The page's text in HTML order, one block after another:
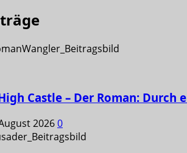
Castle – Der Roman:
20260